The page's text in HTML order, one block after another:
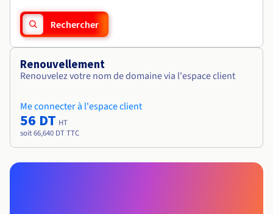
Rechercher
Renouvellement
Renouvelez votre nom de domaine via l'espace client
Me connecter à l'espace client
56 DT HT
soit 66,640 DT TTC